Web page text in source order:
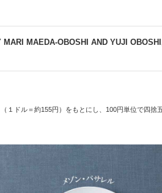
MARI MAEDA-OBOSHI AND YUJI
１ドル＝約155円）をもとにし、100円単位で四捨